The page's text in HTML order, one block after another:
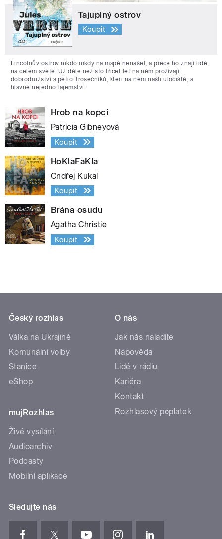
Tajuplný ostrov
Koupit
Lincolnův ostrov nikdo nikdy na mapě nenašel, a přece ho znají lidé
na celém světě. Už déle než sto třicet let na něm prožívají
dobrodružství s pěticí trosečníků, kteří na něm našli útočiště, a
hlavně nejedno tajemství.
Hrob na kopci
Patricia Gibneyová
Koupit
HoKlaFaKla
Ondřej Kukal
Koupit
Brána osudu
Agatha Christie
Koupit
Český rozhlas
Válka na Ukrajině
Komunální volby
Stanice
eShop
mujRozhlas
Živé vysílání
Audioarchiv
Podcasty
Mobilní aplikace
O nás
Jak nás naladíte
Nápověda
Lidé v rádiu
Kariéra
Kontakt
Rozhlasový poplatek
Sledujte nás